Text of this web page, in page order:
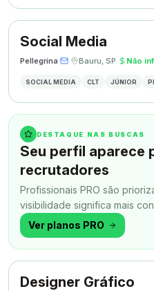
Social Media
Pellegrina· · Bauru, SP· Não
SOCIAL MEDIA CLT JÚNIOR
DESTAQUE NAS BUSCAS
Seu perfil aparece
recrutadores
Profissionais PRO são
visibilidade significa mais
todo momento.
Ver planos PRO
Designer Gráfico